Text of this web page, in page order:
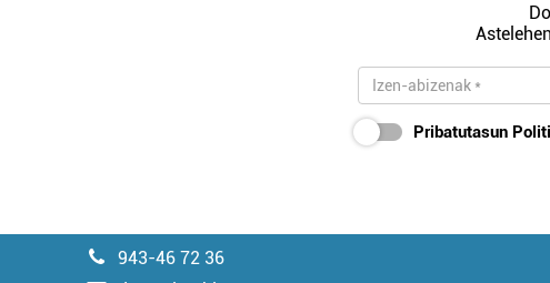
Pribatutasun
943-46 72 36